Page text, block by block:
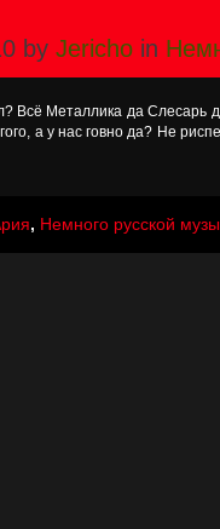
by Jericho in
Всё Металлика да Слесарь
а у нас говно да? Не
, Немного русской